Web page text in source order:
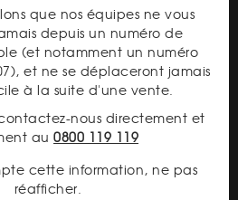
DES
PRIX
ASSURÉE
que nos équipes ne vous
depuis un numéro de
(et notamment un numéro
et ne se déplaceront jamais
à la suite d'une vente.
nous directement et
au 0800 119 119
cette information, ne pas
réafficher.